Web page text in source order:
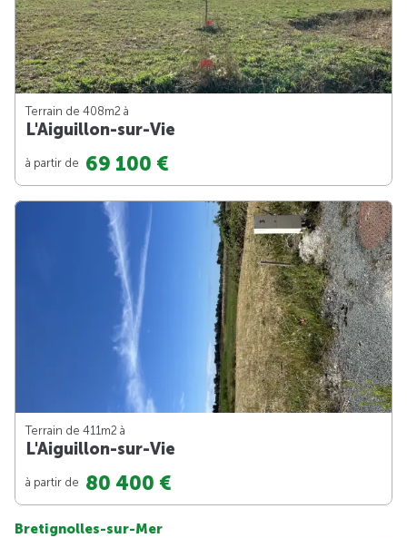
Terrain de 408m2 à
L'Aiguillon-sur-Vie
à partir de 69 100 €
Terrain de 411m2 à
L'Aiguillon-sur-Vie
à partir de 80 400 €
Bretignolles-sur-Mer